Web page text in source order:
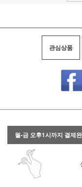
관심상품
월-금 오후1시까지 결제